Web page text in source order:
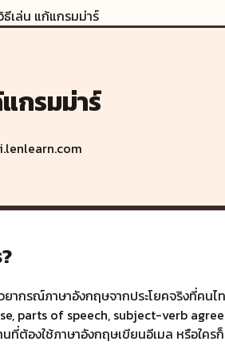
ธีเล่น แก้แกรมม่าร์
กรมม่าร์
ยากรณ์ภาษาอังกฤษจากประโยคจริงที่คน
parts of speech, subject-verb
ที่ต้องใช้ภาษาอังกฤษเขียนอีเมล หรือใค